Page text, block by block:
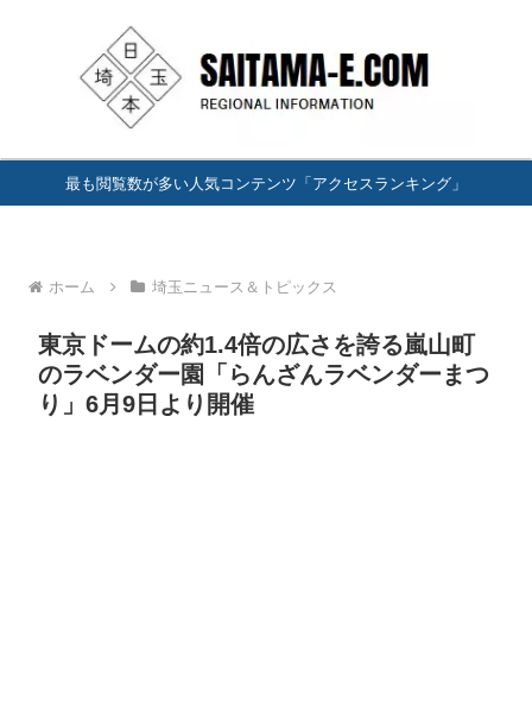
最も閲覧数が多い人気コンテンツ「アクセスランキング」
ホーム 埼玉ニュース＆トピックス
東京ドームの約1.4倍の広さを誇る嵐山町
のラベンダー園「らんざんラベンダーまつ
り」6月9日より開催